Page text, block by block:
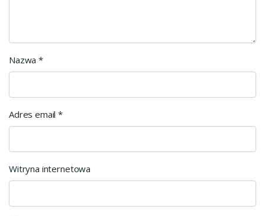
Nazwa*
Adres email*
Witryna internetowa